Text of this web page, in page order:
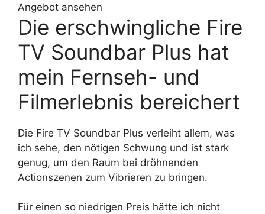
Angebot ansehen
Die erschwingliche Fire
TV Soundbar Plus hat
mein Fernseh- und
Filmerlebnis bereichert
Die Fire TV Soundbar Plus verleiht allem, was
ich sehe, den nötigen Schwung und ist stark
genug, um den Raum bei dröhnenden
Actionszenen zum Vibrieren zu bringen.
Für einen so niedrigen Preis hätte ich nicht